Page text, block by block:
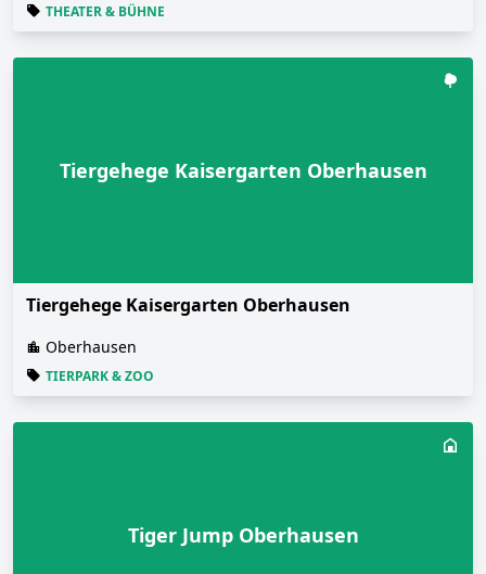
THEATER & BÜHNE
Tiergehege Kaisergarten Oberhausen
Tiergehege Kaisergarten Oberhausen
Oberhausen
TIERPARK & ZOO
Tiger Jump Oberhausen